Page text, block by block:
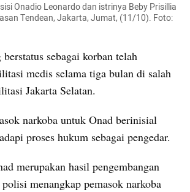
Onadio Leonardo dan istrinya Beby Prisillia
Tendean, Jakarta, Jumat, (11/10). Foto:
sebagai korban telah
medis selama tiga bulan di salah
Jakarta Selatan.
narkoba untuk Onad berinisial
proses hukum sebagai pengedar.
merupakan hasil pengembangan
menangkap pemasok narkoba